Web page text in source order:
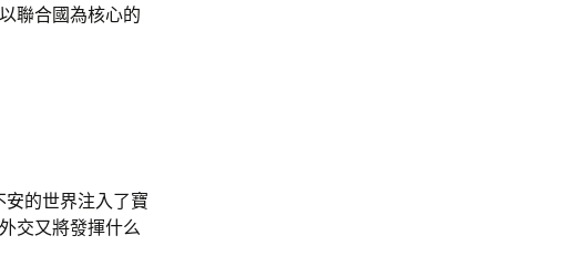
聯合國為核心的
安的世界注入了寶
交又將發揮什么